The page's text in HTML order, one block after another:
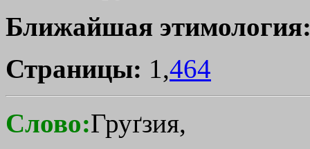
Ближайшая
Страницы: 1,464
Слово:Груґзия,